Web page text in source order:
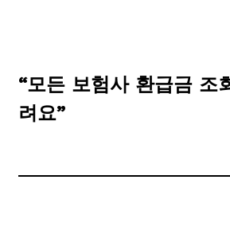
“모든 보험사 환급금 조
려요”